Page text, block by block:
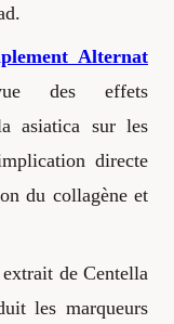
Alternat
des effets
asiatica sur les
directe
du collagène et
de Centella
les marqueurs